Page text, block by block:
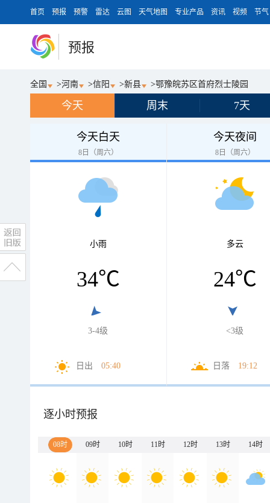
首页 预报 预警 雷达 云图 天气地图 专业产品 资讯 视频 节气
预报
全国 >河南 >信阳 >新县 >鄂豫皖苏区首府烈士陵园
今天 周末 7天
今天白天
8日（周六）
小雨
34℃
3-4级
日出 05:40
今天夜间
8日（周六）
多云
24℃
<3级
日落 19:12
逐小时预报
08时 09时 10时 11时 12时 13时 14时